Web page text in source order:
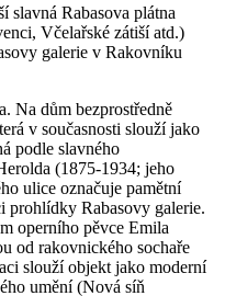
slavná Rabasova plátna
Včelařské zátiší atd.)
galerie v Rakovníku
Na dům bezprostředně
v současnosti slouží jako
podle slavného
(1875-1934; jeho
ulice označuje pamětní
prohlídky Rabasovy galerie.
operního pěvce Emila
od rakovnického sochaře
slouží objekt jako moderní
umění (Nová síň